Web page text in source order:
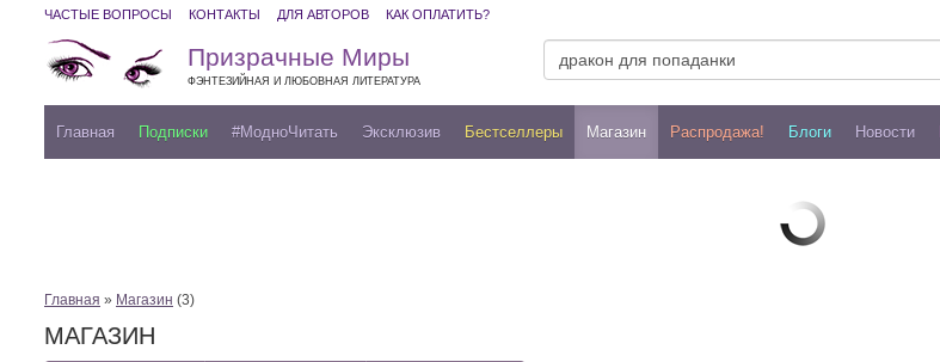
ЧАСТЫЕ ВОПРОСЫ КОНТАКТЫ ДЛЯ АВТОРОВ КАК ОПЛАТИТЬ?
Призрачные Миры
ФЭНТЕЗИЙНАЯ И ЛЮБОВНАЯ ЛИТЕРАТУРА
Главная Подписки #МодноЧитать Эксклюзив Бестселлеры Магазин Распродажа! Блоги Новости
Главная » Магазин (3)
МАГАЗИН